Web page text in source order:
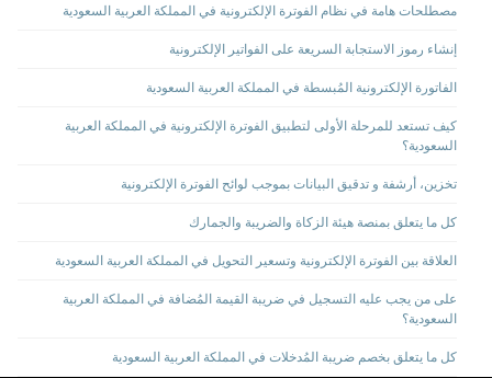
مصطلحات هامة في نظام الفوترة الإلكترونية في المملكة العربية السعودية
إنشاء رموز الاستجابة السريعة على الفواتير الإلكترونية
الفاتورة الإلكترونية المُبسطة في المملكة العربية السعودية
كيف تستعد للمرحلة الأولى لتطبيق الفوترة الإلكترونية في المملكة العربية
السعودية؟
تخزين، أرشفة و تدقيق البيانات بموجب لوائح الفوترة الإلكترونية
كل ما يتعلق بمنصة هيئة الزكاة والضريبة والجمارك
العلاقة بين الفوترة الإلكترونية وتسعير التحويل في المملكة العربية السعودية
على من يجب عليه التسجيل في ضريبة القيمة المُضافة في المملكة العربية
السعودية؟
كل ما يتعلق بخصم ضريبة المُدخلات في المملكة العربية السعودية